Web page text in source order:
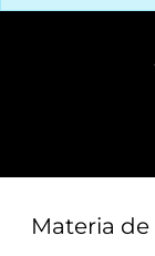
Materia de